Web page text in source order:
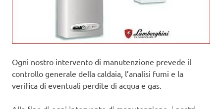
Ogni nostro intervento di manutenzione prevede il
controllo generale della caldaia, l’analisi fumi e la
verifica di eventuali perdite di acqua e gas.